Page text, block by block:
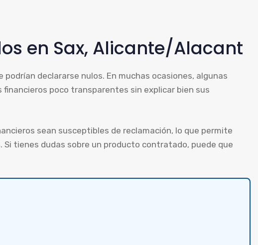
en Sax, Alicante/Alacant
declararse nulos. En muchas ocasiones, algunas
poco transparentes sin explicar bien sus
sean susceptibles de reclamación, lo que permite
Si tienes dudas sobre un producto contratado, puede que